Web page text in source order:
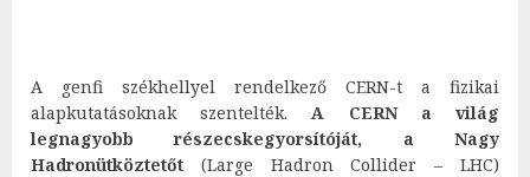
A genfi székhellyel rendelkező CERN-t a fizikai
alapkutatásoknak szentelték.A CERN a világ
legnagyobb részecskegyorsítóját, a Nagy
Hadronütköztetőt (Large Hadron Collider – LHC)